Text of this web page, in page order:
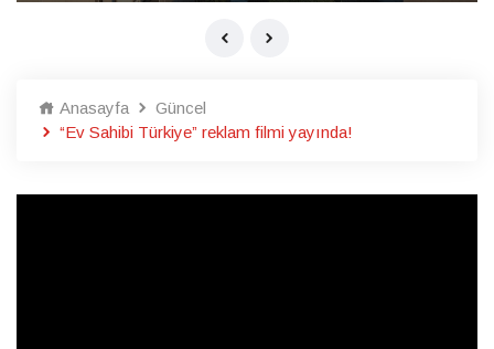
Anasayfa
Güncel
“Ev Sahibi Türkiye” reklam filmi yayında!